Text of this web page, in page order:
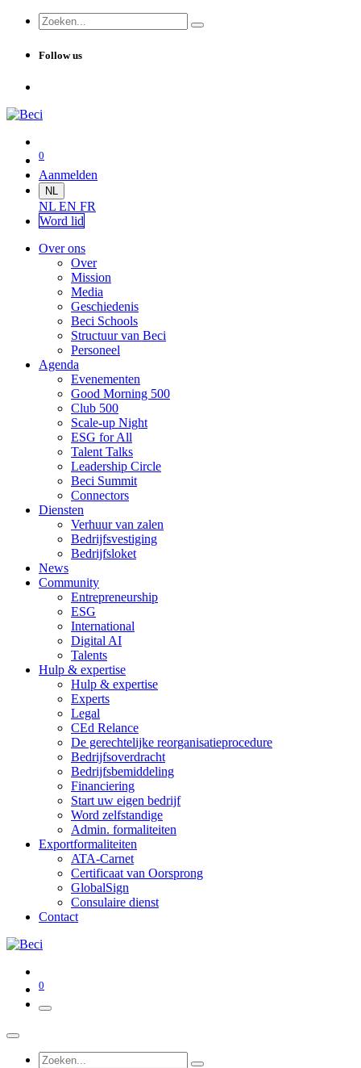
Follow us
0
Aanmelden
NL
NL EN FR
Word lid
Over ons
Over
Mission
Media
Geschiedenis
Beci Schools
Structuur van Beci
Personeel
Agenda
Evenementen
Good Morning 500
Club 500
Scale-up Night
ESG for All
Talent Talks
Leadership Circle
Beci Summit
Connectors
Diensten
Verhuur van zalen
Bedrijfsvestiging
Bedrijfsloket
News
Community
Entrepreneurship
ESG
International
Digital AI
Talents
Hulp & expertise
Hulp & expertise
Experts
Legal
CEd Relance
De gerechtelijke reorganisatieprocedure
Bedrijfsoverdracht
Bedrijfsbemiddeling
Financiering
Start uw eigen bedrijf
Word zelfstandige
Admin. formaliteiten
Exportformaliteiten
ATA-Carnet
Certificaat van Oorsprong
GlobalSign
Consulaire dienst
Contact
0